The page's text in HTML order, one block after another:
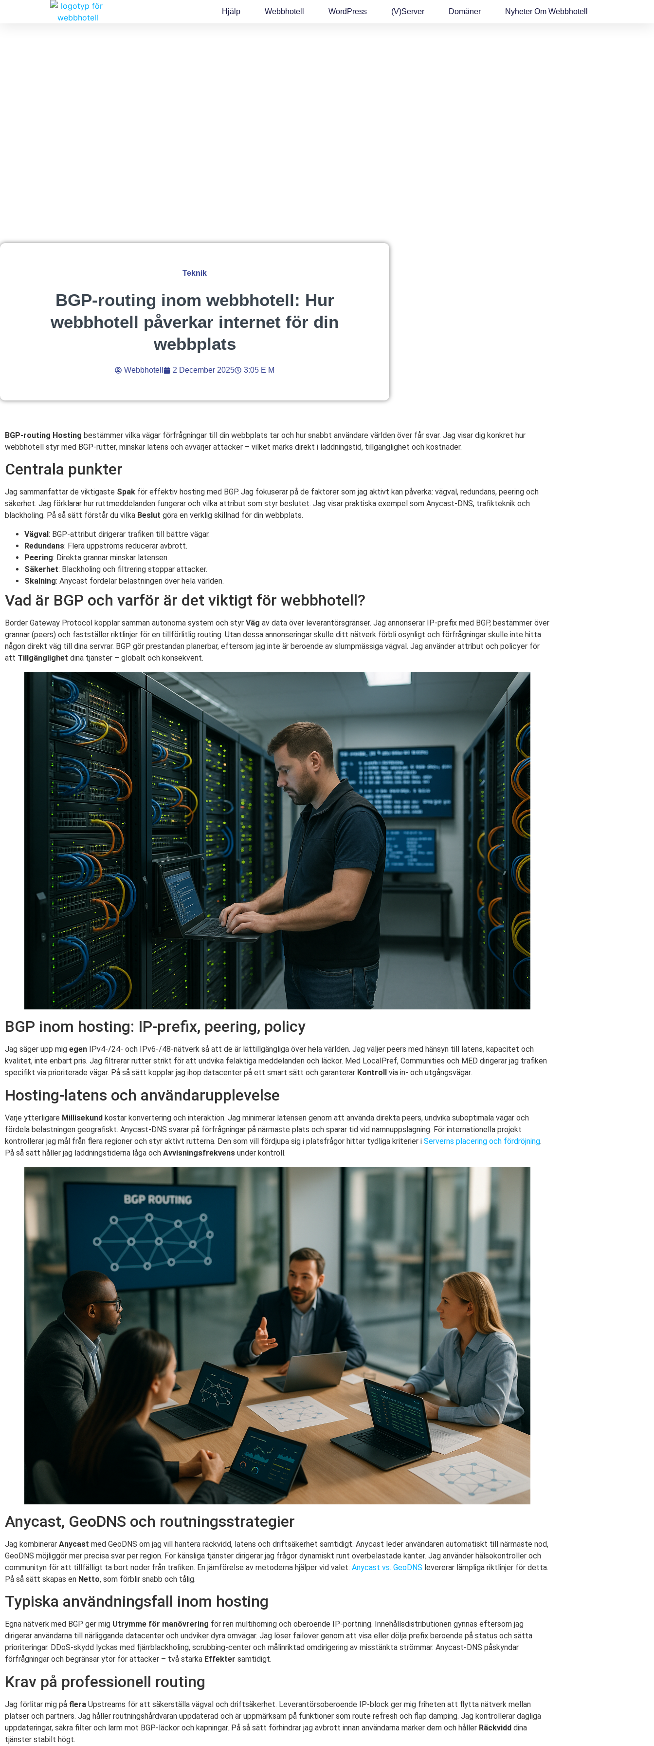
Hjälp Webbhotell WordPress (v)Server Domäner Nyheter Om Webbhotell
Teknik
BGP-routing inom webbhotell: Hur
webbhotell påverkar internet för din
webbplats
Webbhotell 2 December 2025 3:05 E M
BGP-routing Hosting bestämmer vilka vägar förfrågningar till din webbplats tar och hur snabbt användare världen över får svar. Jag visar dig konkret hur
webbhotell styr med BGP-rutter, minskar latens och avvärjer attacker – vilket märks direkt i laddningstid, tillgänglighet och kostnader.
Centrala punkter
Jag sammanfattar de viktigaste Spak för effektiv hosting med BGP. Jag fokuserar på de faktorer som jag aktivt kan påverka: vägval, redundans, peering och
säkerhet. Jag förklarar hur ruttmeddelanden fungerar och vilka attribut som styr beslutet. Jag visar praktiska exempel som Anycast-DNS, trafikteknik och
blackholing. På så sätt förstår du vilka Beslut göra en verklig skillnad för din webbplats.
Vägval: BGP-attribut dirigerar trafiken till bättre vägar.
Redundans: Flera uppströms reducerar avbrott.
Peering: Direkta grannar minskar latensen.
Säkerhet: Blackholing och filtrering stoppar attacker.
Skalning: Anycast fördelar belastningen över hela världen.
Vad är BGP och varför är det viktigt för webbhotell?
Border Gateway Protocol kopplar samman autonoma system och styr Väg av data över leverantörsgränser. Jag annonserar IP-prefix med BGP, bestämmer över
grannar (peers) och fastställer riktlinjer för en tillförlitlig routing. Utan dessa annonseringar skulle ditt nätverk förbli osynligt och förfrågningar skulle inte hitta
någon direkt väg till dina servrar. BGP gör prestandan planerbar, eftersom jag inte är beroende av slumpmässiga vägval. Jag använder attribut och policyer för
att Tillgänglighet dina tjänster – globalt och konsekvent.
BGP inom hosting: IP-prefix, peering, policy
Jag säger upp mig egen IPv4-/24- och IPv6-/48-nätverk så att de är lättillgängliga över hela världen. Jag väljer peers med hänsyn till latens, kapacitet och
kvalitet, inte enbart pris. Jag filtrerar rutter strikt för att undvika felaktiga meddelanden och läckor. Med LocalPref, Communities och MED dirigerar jag trafiken
specifikt via prioriterade vägar. På så sätt kopplar jag ihop datacenter på ett smart sätt och garanterar Kontroll via in- och utgångsvägar.
Hosting-latens och användarupplevelse
Varje ytterligare Millisekund kostar konvertering och interaktion. Jag minimerar latensen genom att använda direkta peers, undvika suboptimala vägar och
fördela belastningen geografiskt. Anycast-DNS svarar på förfrågningar på närmaste plats och sparar tid vid namnuppslagning. För internationella projekt
kontrollerar jag mål från flera regioner och styr aktivt rutterna. Den som vill fördjupa sig i platsfrågor hittar tydliga kriterier i Serverns placering och fördröjning.
På så sätt håller jag laddningstiderna låga och Avvisningsfrekvens under kontroll.
Anycast, GeoDNS och routningsstrategier
Jag kombinerar Anycast med GeoDNS om jag vill hantera räckvidd, latens och driftsäkerhet samtidigt. Anycast leder användaren automatiskt till närmaste nod,
GeoDNS möjliggör mer precisa svar per region. För känsliga tjänster dirigerar jag frågor dynamiskt runt överbelastade kanter. Jag använder hälsokontroller och
communityn för att tillfälligt ta bort noder från trafiken. En jämförelse av metoderna hjälper vid valet: Anycast vs. GeoDNS levererar lämpliga riktlinjer för detta.
På så sätt skapas en Netto, som förblir snabb och tålig.
Typiska användningsfall inom hosting
Egna nätverk med BGP ger mig Utrymme för manövrering för ren multihoming och oberoende IP-portning. Innehållsdistributionen gynnas eftersom jag
dirigerar användarna till närliggande datacenter och undviker dyra omvägar. Jag löser failover genom att visa eller dölja prefix beroende på status och sätta
prioriteringar. DDoS-skydd lyckas med fjärrblackholing, scrubbing-center och målinriktad omdirigering av misstänkta strömmar. Anycast-DNS påskyndar
förfrågningar och begränsar ytor för attacker – två starka Effekter samtidigt.
Krav på professionell routing
Jag förlitar mig på flera Upstreams för att säkerställa vägval och driftsäkerhet. Leverantörsoberoende IP-block ger mig friheten att flytta nätverk mellan
platser och partners. Jag håller routningshårdvaran uppdaterad och är uppmärksam på funktioner som route refresh och flap damping. Jag kontrollerar dagliga
uppdateringar, säkra filter och larm mot BGP-läckor och kapningar. På så sätt förhindrar jag avbrott innan användarna märker dem och håller Räckvidd dina
tjänster stabilt högt.